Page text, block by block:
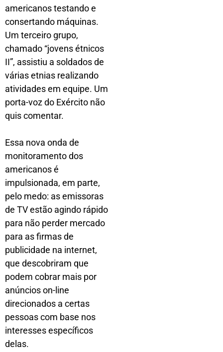
americanos testando e
consertando máquinas.
Um terceiro grupo,
chamado “jovens étnicos
II”, assistiu a soldados de
várias etnias realizando
atividades em equipe. Um
porta-voz do Exército não
quis comentar.
Essa nova onda de
monitoramento dos
americanos é
impulsionada, em parte,
pelo medo: as emissoras
de TV estão agindo rápido
para não perder mercado
para as firmas de
publicidade na internet,
que descobriram que
podem cobrar mais por
anúncios on-line
direcionados a certas
pessoas com base nos
interesses específicos
delas.